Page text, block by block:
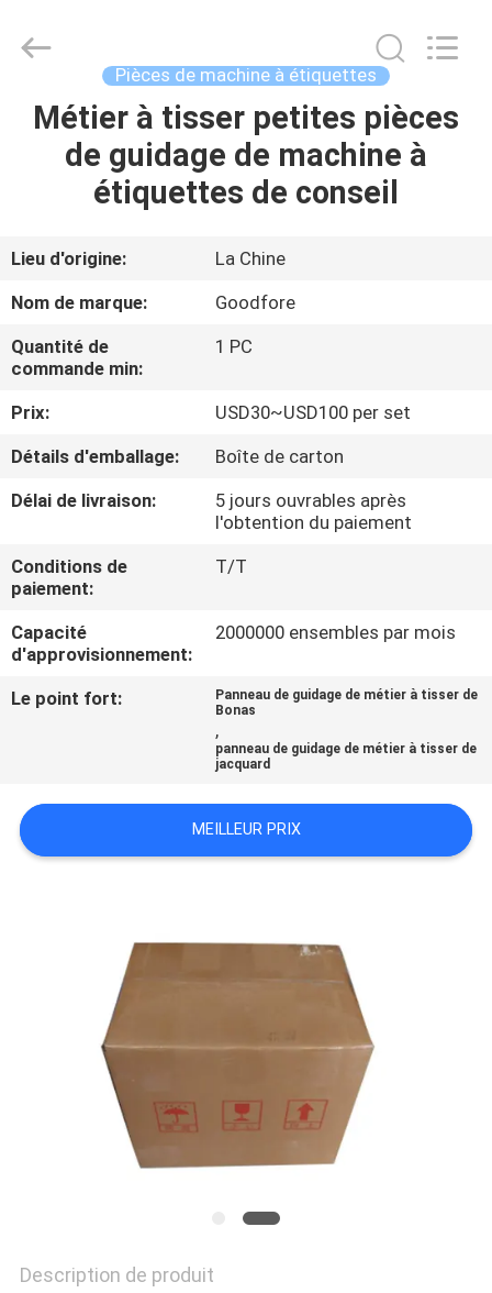
MAISON
PRODUITS
VIDÉOS
À
PROPOS
NOUS
VISITE
DE
L'USINE
LA
QUALITÉ
CONTACTER
NOUVELLES
DEMANDEZ
UN DEVIS
SITE
Goodfore
Reserved.
Pièces de machine à étiquettes
Métier à tisser petites pièces
de guidage de machine à
étiquettes de conseil
Lieu d'origine:
La Chine
Nom de marque:
Goodfore
Quantité de
commande min:
1 PC
Prix:
USD30~USD100 per set
Détails d'emballage:
Boîte de carton
Délai de livraison:
5 jours ouvrables après
l'obtention du paiement
Conditions de
paiement:
T/T
Capacité
d'approvisionnement:
2000000 ensembles par mois
Le point fort:
Panneau de guidage de métier à tisser de
Bonas
,
panneau de guidage de métier à tisser de
jacquard
MEILLEUR PRIX
Description de produit